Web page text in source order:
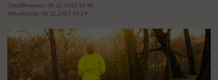
Opublikowano: 08.12.2023 15:45
Aktualizacja: 08.12.2023 19:29